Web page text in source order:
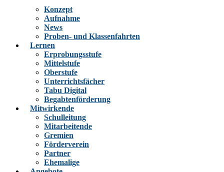
Konzept
Aufnahme
News
Proben- und Klassenfahrten
Lernen
Erprobungsstufe
Mittelstufe
Oberstufe
Unterrichtsfächer
Tabu Digital
Begabtenförderung
Mitwirkende
Schulleitung
Mitarbeitende
Gremien
Förderverein
Partner
Ehemalige